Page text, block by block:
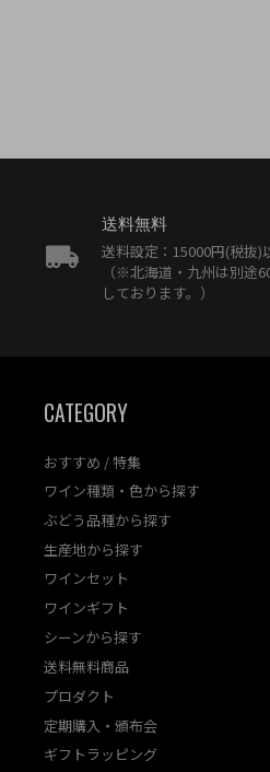
送料無料
送料設定：15000円(税抜)
（※北海道・九州は別途
しております。）
CATEGORY
おすすめ / 特集
ワイン種類・色から探す
ぶどう品種から探す
生産地から探す
ワインセット
ワインギフト
シーンから探す
送料無料商品
プロダクト
定期購入・頒布会
ギフトラッピング